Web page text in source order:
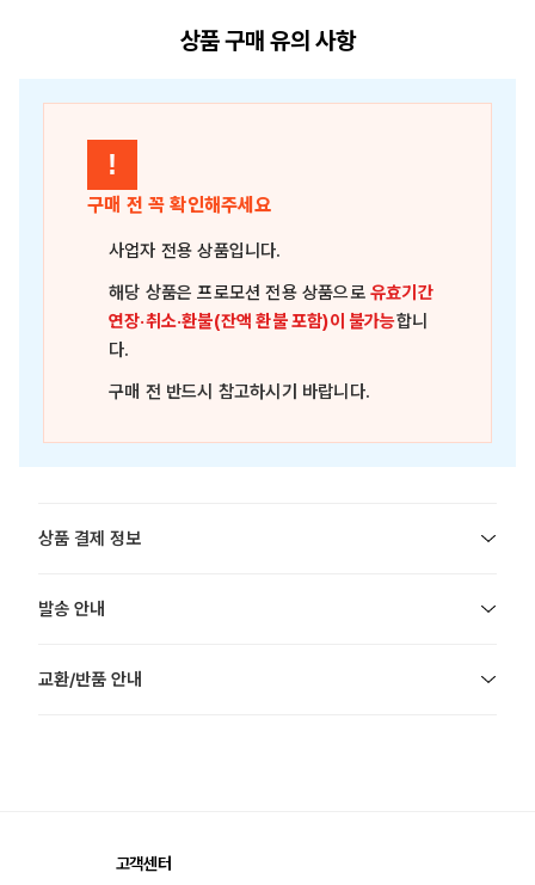
상품 구매 유의 사항
!
구매 전 꼭 확인해주세요
사업자 전용 상품입니다.
해당 상품은프로모션 전용 상품으로유효기간
연장·취소·환불(잔액 환불 포함)이 불가능합니
다.
구매 전 반드시 참고하시기 바랍니다.
상품 결제 정보
발송 안내
교환/반품 안내
고객센터